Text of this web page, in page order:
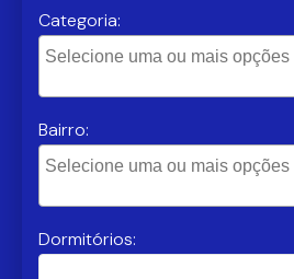
Categoria:
Bairro:
Dormitórios: